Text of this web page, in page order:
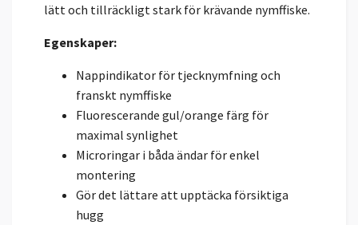
lätt och tillräckligt stark för krävande nymffiske.
Egenskaper:
Nappindikator för tjecknymfning och
franskt nymffiske
Fluorescerande gul/orange färg för
maximal synlighet
Microringar i båda ändar för enkel
montering
Gör det lättare att upptäcka försiktiga
hugg